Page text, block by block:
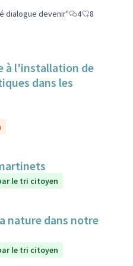
dialogue devenir" 4
8
à l'installation de
dans les
le tri citoyen
nature dans notre
le tri citoyen